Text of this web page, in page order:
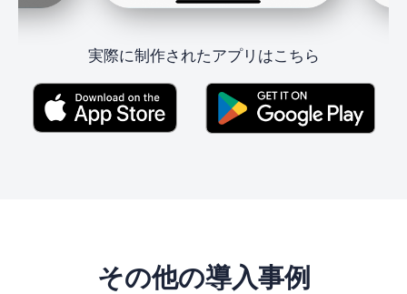
実際に制作されたアプリはこちら
その他の導入事例